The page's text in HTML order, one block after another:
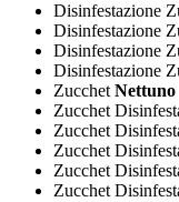
Disinfestazione
Disinfestazione
Disinfestazione
Disinfestazione
Zucchet Nettuno
Zucchet
Zucchet
Zucchet
Zucchet
Zucchet